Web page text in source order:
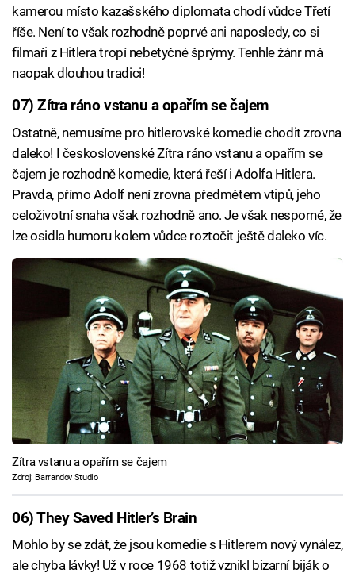
kamerou místo kazašského diplomata chodí vůdce Třetí
říše. Není to však rozhodně poprvé ani naposledy, co si
filmaři z Hitlera tropí nebetyčné šprýmy. Tenhle žánr má
naopak dlouhou tradici!
07) Zítra ráno vstanu a opařím se čajem
Ostatně, nemusíme pro hitlerovské komedie chodit zrovna
daleko! I československé Zítra ráno vstanu a opařím se
čajem je rozhodně komedie, která řeší i Adolfa Hitlera.
Pravda, přímo Adolf není zrovna předmětem vtipů, jeho
celoživotní snaha však rozhodně ano. Je však nesporné, že
lze osidla humoru kolem vůdce roztočit ještě daleko víc.
Zítra vstanu a opařím se čajem
Zdroj: Barrandov Studio
06) They Saved Hitler’s Brain
Mohlo by se zdát, že jsou komedie s Hitlerem nový vynález,
ale chyba lávky! Už v roce 1968 totiž vznikl bizarní biják o